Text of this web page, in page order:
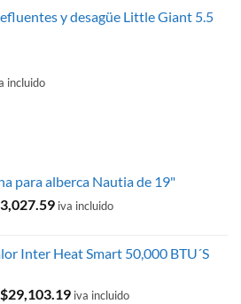
actualy desagüe Little Giant 5.5
incluido
para alberca Nautia de 19"
3,027.59El
es:
iva incluido
Inter Heat Smart 50,000 BTU´S
El
$29,103.19Eliva incluido